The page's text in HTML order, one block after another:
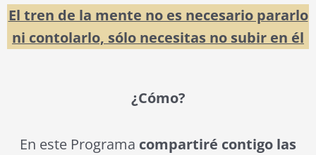
El tren de la mente no es necesario pararlo
ni contolarlo, sólo necesitas no subir en él
¿Cómo?
En este Programa compartiré contigo las